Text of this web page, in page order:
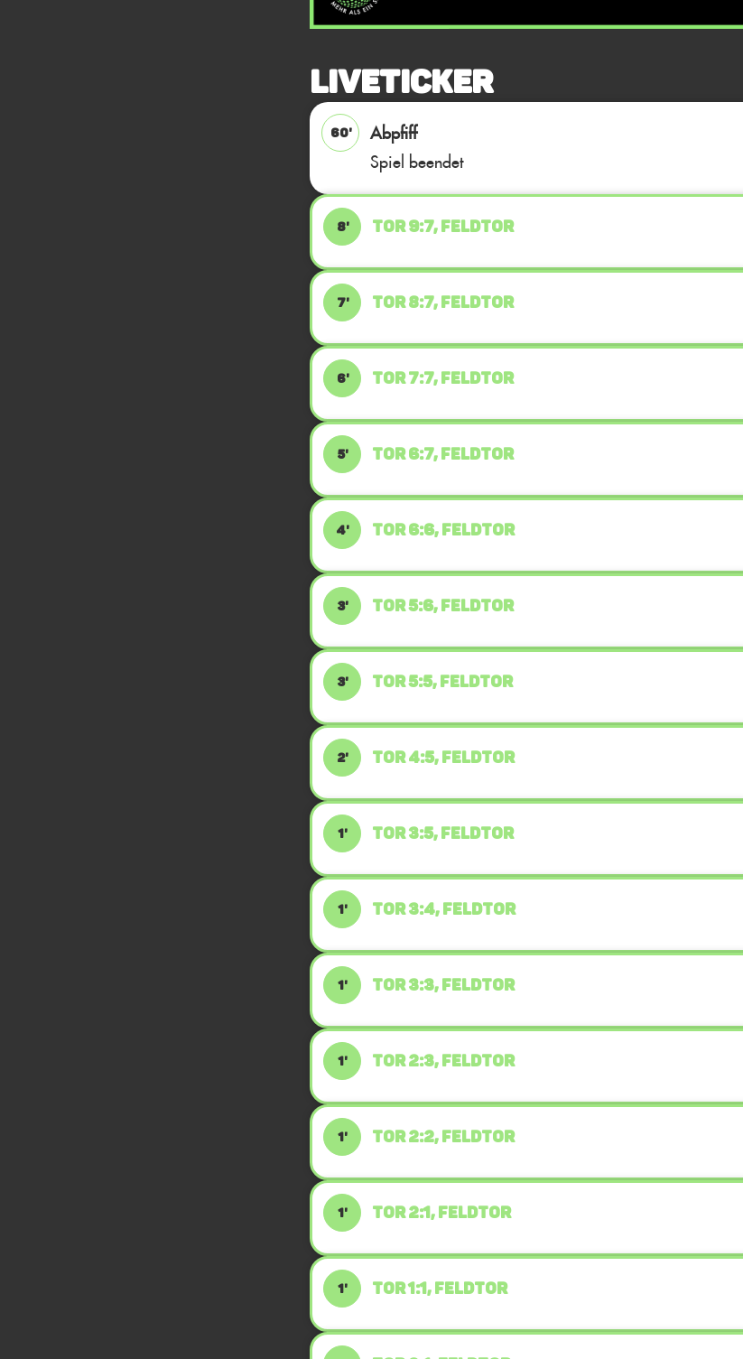
Liveticker
60'
Abpfiff
Spiel beendet
8' TOR 9:7, FELDTOR
7' TOR 8:7, FELDTOR
6' TOR 7:7, FELDTOR
5' TOR 6:7, FELDTOR
4' TOR 6:6, FELDTOR
3' TOR 5:6, FELDTOR
3' TOR 5:5, FELDTOR
2' TOR 4:5, FELDTOR
1' TOR 3:5, FELDTOR
1' TOR 3:4, FELDTOR
1' TOR 3:3, FELDTOR
1' TOR 2:3, FELDTOR
1' TOR 2:2, FELDTOR
1' TOR 2:1, FELDTOR
1' TOR 1:1, FELDTOR